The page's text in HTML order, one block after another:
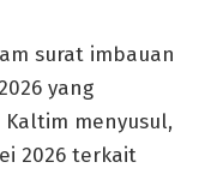
surat imbauan
yang
menyusul,
2026 terkait